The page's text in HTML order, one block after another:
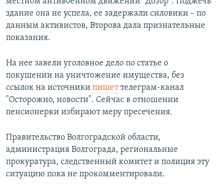
здание она не успела, ее задержали силовики – по
данным активистов, Второва дала признательные
показания.
На нее завели уголовное дело по статье о
покушении на уничтожение имущества, без
ссылок на источники пишеттелеграм-канал
"Осторожно, новости". Сейчас в отношении
пенсионерки избирают меру пресечения.
Правительство Волгоградской области,
администрация Волгограда, региональные
прокуратура, следственный комитет и полиция эту
ситуацию пока не прокомментировали.